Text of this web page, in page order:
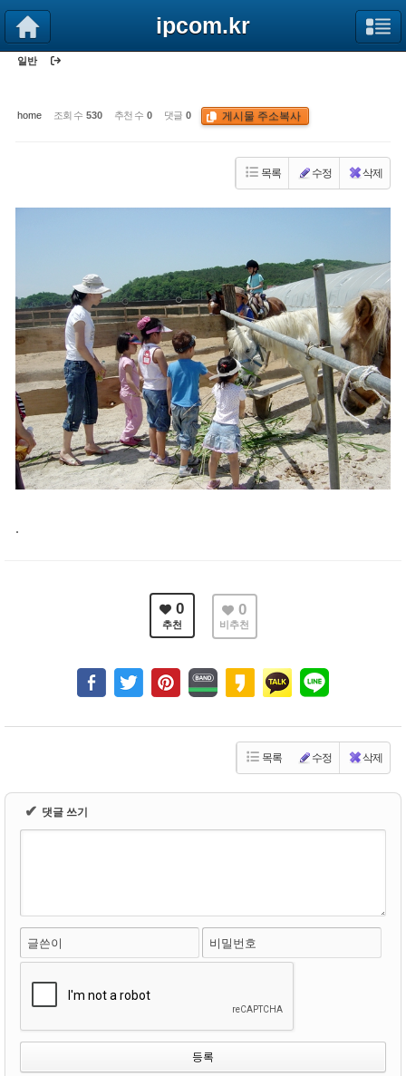
ipcom.kr
일반
home 조회 수 530 추천 수 0 댓글 0 게시물 주소복사
목록 수정 삭제
.
0
추천
0
비추천
목록 수정 삭제
✔ 댓글 쓰기
글쓴이 비밀번호